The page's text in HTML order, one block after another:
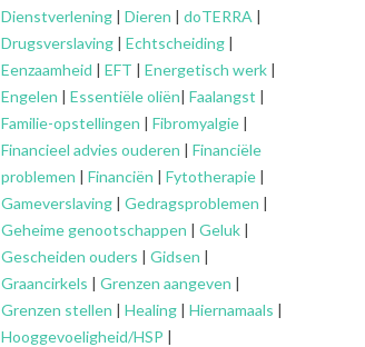
Dienstverlening | Dieren | doTERRA |
Drugsverslaving | Echtscheiding |
Eenzaamheid | EFT | Energetisch werk |
Engelen | Essentiële oliën| Faalangst |
Familie-opstellingen | Fibromyalgie |
Financieel advies ouderen | Financiële
problemen | Financiën | Fytotherapie |
Gameverslaving | Gedragsproblemen |
Geheime genootschappen | Geluk |
Gescheiden ouders | Gidsen |
Graancirkels | Grenzen aangeven |
Grenzen stellen | Healing | Hiernamaals |
Hooggevoeligheid/HSP |